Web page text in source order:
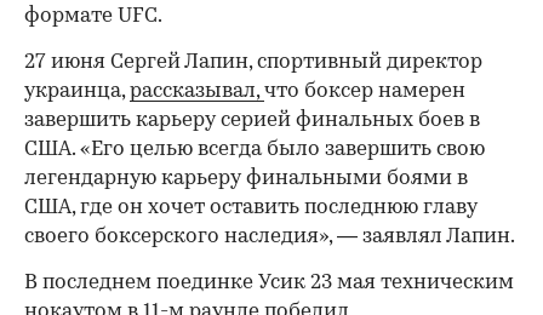
формате UFC.
27 июня Сергей Лапин, спортивный директор
украинца,рассказывал,что боксер намерен
завершить карьеру серией финальных боев в
США. «Его целью всегда было завершить свою
легендарную карьеру финальными боями в
США, где он хочет оставить последнюю главу
своего боксерского наследия», — заявлял Лапин.
В последнем поединке Усик 23 мая техническим